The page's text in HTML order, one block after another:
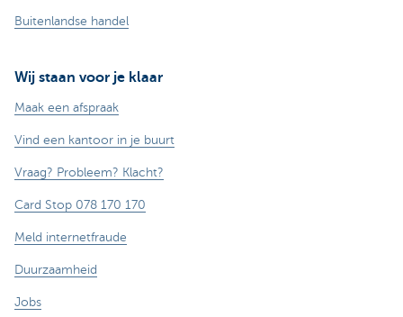
Buitenlandse handel
Wij staan voor je klaar
Maak een afspraak
Vind een kantoor in je buurt
Vraag? Probleem? Klacht?
Card Stop 078 170 170
Meld internetfraude
Duurzaamheid
Jobs